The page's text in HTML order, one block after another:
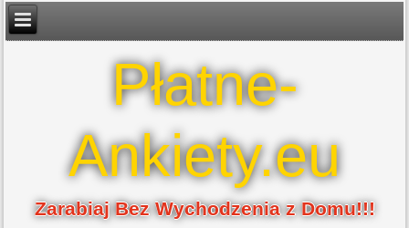
Płatne-
Ankiety.eu
Zarabiaj Bez Wychodzenia z Domu!!!